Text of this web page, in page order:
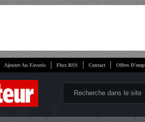
Ajouter Au Favoris Flux RSS Contact Offres